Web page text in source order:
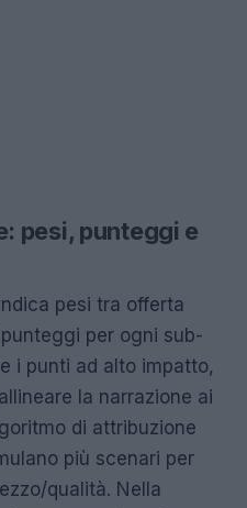
pesi, punteggi e
pesi tra offerta
per ogni sub-
i punti ad alto impatto,
la narrazione ai
di attribuzione
più scenari per
qualità. Nella